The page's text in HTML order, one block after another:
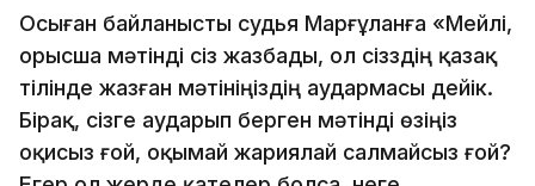
Осыған байланысты судья Марғұланға «Мейлі,
орысша мәтінді сіз жазбады, ол сізздің қазақ
тілінде жазған мәтініңіздің аудармасы дейік.
Бірақ, сізге аударып берген мәтінді өзіңіз
оқисыз ғой, оқымай жариялай салмайсыз ғой?